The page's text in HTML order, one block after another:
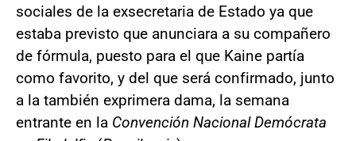
sociales de la exsecretaria de Estado ya que
estaba previsto que anunciara a su compañero
de fórmula, puesto para el que Kaine partía
como favorito, y del que será confirmado, junto
a la también exprimera dama, la semana
entrante en la Convención Nacional Demócrata